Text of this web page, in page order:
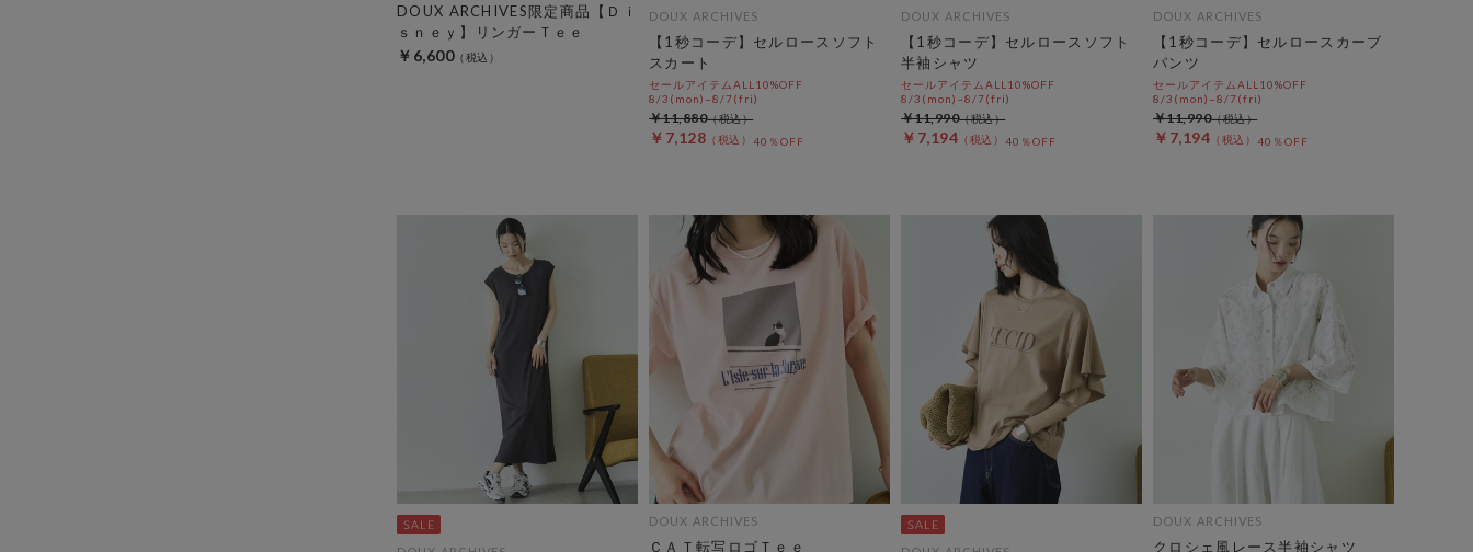
DOUX ARCHIVES限定商品【Ｄｉ
ｓｎｅｙ】リンガーＴｅｅ
￥6,600
DOUX ARCHIVES
【1秒コーデ】セルロースソフト
スカート
セールアイテムALL10%OFF
8/3(mon)~8/7(fri)
￥7,128 40％OFF
￥11,880
DOUX ARCHIVES
【1秒コーデ】セルロースソフト
半袖シャツ
セールアイテムALL10%OFF
8/3(mon)~8/7(fri)
￥7,194 40％OFF
￥11,990
DOUX ARCHIVES
【1秒コーデ】セルロースカーブ
パンツ
セールアイテムALL10%OFF
8/3(mon)~8/7(fri)
￥7,194 40％OFF
￥11,990
DOUX ARCHIVES
ＣＡＴ転写ロゴＴｅｅ
DOUX ARCHIVES
クロシェ風レース半袖シャツ